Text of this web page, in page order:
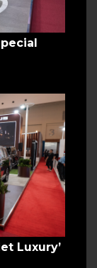
Luxury’